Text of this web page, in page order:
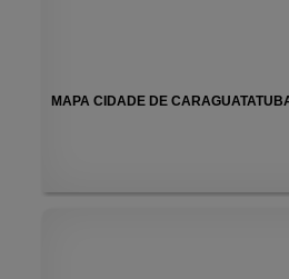
MAPA CIDADE DE